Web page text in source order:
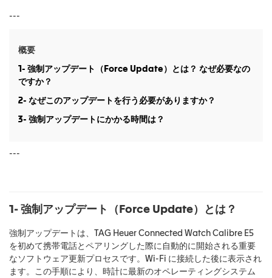
---
概要
1- 強制アップデート（Force Update）とは？ なぜ必要なの
ですか？
2- なぜこのアップデートを行う必要がありますか？
3- 強制アップデートにかかる時間は？
---
1- 強制アップデート（Force Update）とは？
強制アップデートは、TAG Heuer Connected Watch Calibre E5
を初めて携帯電話とペアリングした際に自動的に開始される重要
なソフトウェア更新プロセスです。Wi-Fi に接続した後に表示され
ます。この手順により、時計に最新のオペレーティングシステム